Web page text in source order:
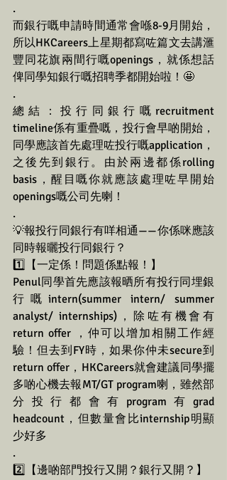
.
而銀行嘅申請時間通常會喺8-9月開始，
所以HKCareers上星期都寫咗篇文去講滙
豐同花旗兩間行嘅openings，就係想話
俾同學知銀行嘅招聘季都開始啦！🤩
.
總結：投行同銀行嘅recruitment
timeline係有重疊嘅，投行會早啲開始，
同學應該首先處理咗投行嘅application，
之後先到銀行。由於兩邊都係rolling
basis，醒目嘅你就應該處理咗早開始
openings嘅公司先喇！
.
💡報投行同銀行有咩相通——你係咪應該
同時報曬投行同銀行？
1️⃣【一定係！問題係點報！】
Penul同學首先應該報晒所有投行同埋銀
行嘅intern(summer intern/ summer
analyst/ internships)，除咗有機會有
return offer ，仲可以增加相關工作經
驗！但去到FY時，如果你仲未secure到
return offer，HKCareers就會建議同學擺
多啲心機去報MT/GT program喇，雖然部
分投行都會有program有grad
headcount，但數量會比internship明顯
少好多
.
2️⃣【邊啲部門投行又開？銀行又開？】